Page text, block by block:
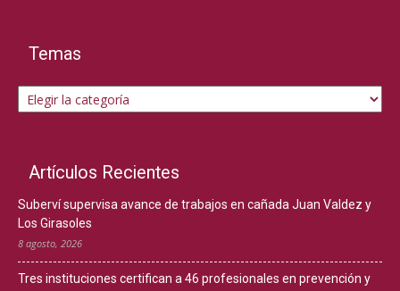
Temas
Temas
Artículos Recientes
Suberví supervisa avance de trabajos en cañada Juan Valdez y
Los Girasoles
8 agosto, 2026
Tres instituciones certifican a 46 profesionales en prevención y